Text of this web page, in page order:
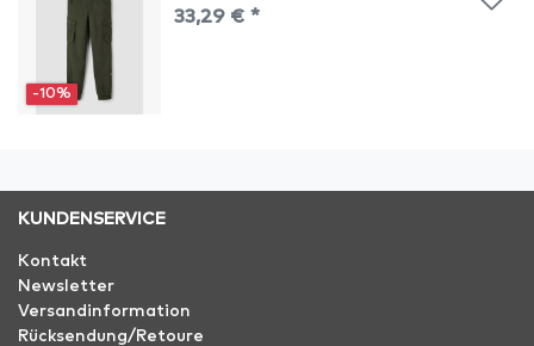
-10%
33,29 € *
KUNDENSERVICE
Kontakt
Newsletter
Versandinformation
Rücksendung/Retoure